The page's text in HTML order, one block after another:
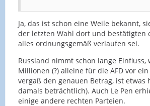
Ja, das ist schon eine Weile bekannt,
der letzten Wahl dort und bestätigten
alles ordnungsgemäß verlaufen sei.
Russland nimmt schon lange Einfluss,
Millionen (?) alleine für die AFD vor
vergaß den genauen Betrag, ist etwas
damals beträchtlich). Auch Le Pen
einige andere rechten Parteien.